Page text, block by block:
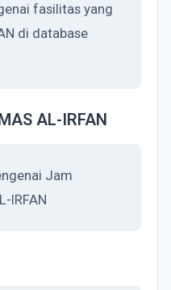
fasilitas yang
di database
AL-IRFAN
Jam
IRFAN